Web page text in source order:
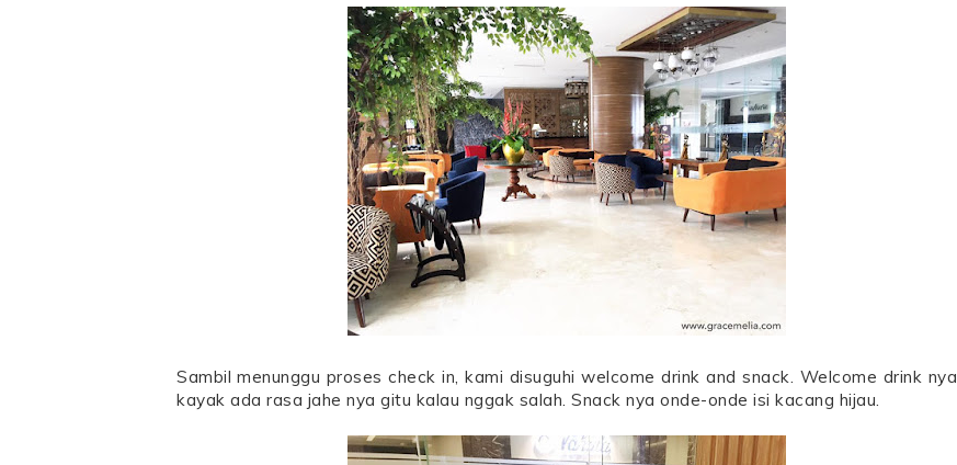
Sambil menunggu proses check in, kami disuguhi welcome drink and snack. Welcome drink nya
kayak ada rasa jahe nya gitu kalau nggak salah. Snack nya onde-onde isi kacang hijau.